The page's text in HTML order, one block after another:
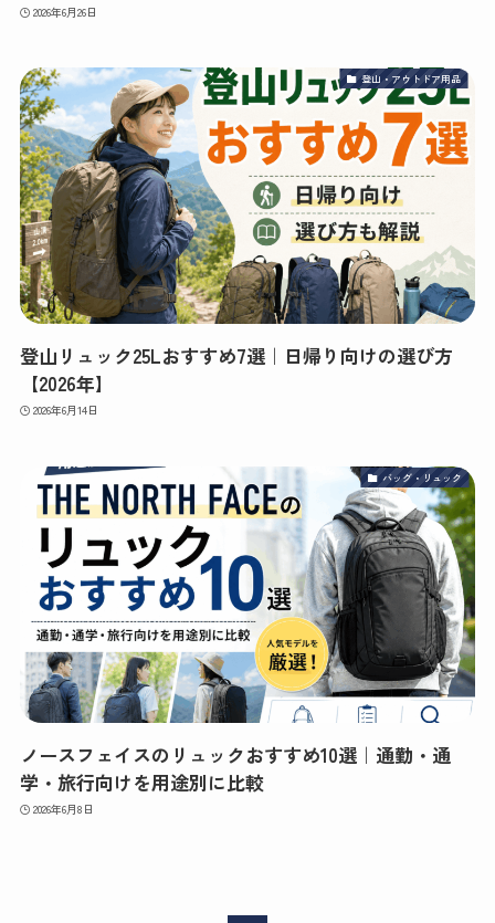
2026年6月26日
登山・アウトドア用品
登山リュック25Lおすすめ7選｜日帰り向けの選び方
【2026年】
2026年6月14日
バッグ・リュック
ノースフェイスのリュックおすすめ10選｜通勤・通
学・旅行向けを用途別に比較
2026年6月8日